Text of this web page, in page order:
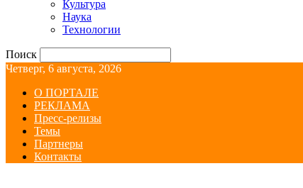
Культура
Наука
Технологии
Поиск
Четверг, 6 августа, 2026
О ПОРТАЛЕ
РЕКЛАМА
Пресс-релизы
Темы
Партнеры
Контакты